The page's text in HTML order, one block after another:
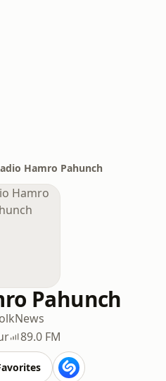
Hamro Pahunch
Pahunch
News
89.0 FM